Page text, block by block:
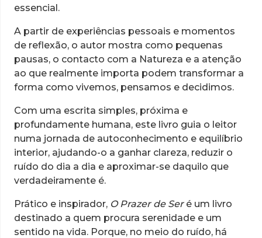
essencial.
A partir de experiências pessoais e momentos
de reflexão, o autor mostra como pequenas
pausas, o contacto com a Natureza e a atenção
ao que realmente importa podem transformar a
forma como vivemos, pensamos e decidimos.
Com uma escrita simples, próxima e
profundamente humana, este livro guia o leitor
numa jornada de autoconhecimento e equilíbrio
interior, ajudando-o a ganhar clareza, reduzir o
ruído do dia a dia e aproximar-se daquilo que
verdadeiramente é.
Prático e inspirador, O Prazer de Seré um livro
destinado a quem procura serenidade e um
sentido na vida. Porque, no meio do ruído, há